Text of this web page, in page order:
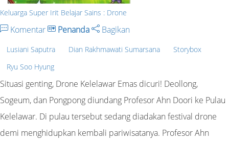
Keluarga Super Irit Belajar Sains : Drone
Komentar Penanda Bagikan
Lusiani Saputra Dian Rakhmawati Sumarsana
Storybox
Ryu Soo Hyung
Situasi genting, Drone Kelelawar Emas dicuri! Deollong,
Sogeum, dan Pongpong diundang Profesor Ahn Doori ke Pulau
Kelelawar. Di pulau tersebut sedang diadakan festival drone
demi menghidupkan kembali pariwisatanya. Profesor Ahn